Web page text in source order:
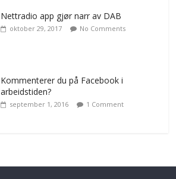
Nettradio app gjør narr av DAB
oktober 29, 2017 No Comments
Kommenterer du på Facebook i
arbeidstiden?
september 1, 2016 1 Comment